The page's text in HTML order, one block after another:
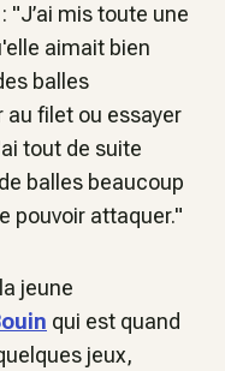
mis toute une
aimait bien
balles
filet ou essayer
tout de suite
balles beaucoup
pouvoir attaquer."
jeune
qui est quand
jeux,